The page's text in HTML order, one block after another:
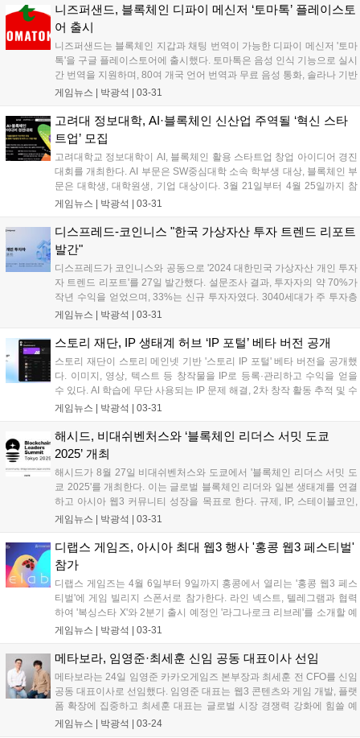
WAL 토큰 기반의 탈중앙화 스토리지 경제를 구축하고, 스토리지 노드
운영자에게 보상을 제공한다. 딥북을 포함한 수이 기반 디파이 프로토콜
을 통해 WAL을 자유롭게 거래할 수 있다....
니즈퍼샌드, 블록체인 디파이 메신저 ‘토마톡’ 플레이스토
어 출시
니즈퍼샌드는 블록체인 지갑과 채팅 번역이 가능한 디파이 메신저 '토마
톡'을 구글 플레이스토어에 출시했다. 토마톡은 음성 인식 기능으로 실시
간 번역을 지원하며, 80여 개국 언어 번역과 무료 음성 통화, 솔라나 기반
게임 연동을 제공한다. 니즈퍼샌드는 AI 기능 추가를 통해 암호화폐 자산
시하여 사용자들이 토큰을 획득할 수 있도록 했다....
게임뉴스 | 박광석 | 03-31
고려대 정보대학, AI·블록체인 신산업 주역될 ‘혁신 스타
트업’ 모집
고려대학교 정보대학이 AI, 블록체인 활용 스타트업 창업 아이디어 경진
대회를 개최한다. AI 부문은 SW중심대학 소속 학부생 대상, 블록체인 부
문은 대학생, 대학원생, 기업 대상이다. 3월 21일부터 4월 25일까지 참
가 신청을 받으며, 5월 16일 발표 평가를 통해 최종 수상팀을 선정한다.
게임뉴스 | 박광석 | 03-31
디스프레드-코인니스 "한국 가상자산 투자 트렌드 리포트
발간"
디스프레드가 코인니스와 공동으로 '2024 대한민국 가상자산 개인 투자
자 트렌드 리포트'를 27일 발간했다. 설문조사 결과, 투자자의 약 70%가
작년 수익을 얻었으며, 33%는 신규 투자자였다. 3040세대가 주 투자층
이며, 여성 투자자 비율도 증가했다. 현물 투자를 선호하고 에어드롭에
이 높고, 비트코인과 리플에 대한 관심이 큰 것으로 나타났다....
게임뉴스 | 박광석 | 03-31
스토리 재단, IP 생태계 허브 ‘IP 포털’ 베타 버전 공개
스토리 재단이 스토리 메인넷 기반 '스토리 IP 포털' 베타 버전을 공개했
다. 이미지, 영상, 텍스트 등 창작물을 IP로 등록·관리하고 수익을 얻을
수 있다. AI 학습에 무단 사용되는 IP 문제 해결, 2차 창작 활동 추적 및 수
익 배분 기능도 제공한다. 2월 13일 론칭된 스토리 메인넷 기반 IP RWA
고 있다....
게임뉴스 | 박광석 | 03-31
해시드, 비대쉬벤처스와 ‘블록체인 리더스 서밋 도쿄
2025’ 개최
해시드가 8월 27일 비대쉬벤처스와 도쿄에서 '블록체인 리더스 서밋 도
쿄 2025'를 개최한다. 이는 글로벌 블록체인 리더와 일본 생태계를 연결
하고 아시아 웹3 커뮤니티 성장을 목표로 한다. 규제, IP, 스테이블코인,
AI, RWA 등 핵심 이슈를 다루는 세션과 네트워킹 프로그램이 제공된다.
계획이다....
게임뉴스 | 박광석 | 03-31
디랩스 게임즈, 아시아 최대 웹3 행사 '홍콩 웹3 페스티벌'
참가
디랩스 게임즈는 4월 6일부터 9일까지 홍콩에서 열리는 '홍콩 웹3 페스
티벌'에 게임 빌리지 스폰서로 참가한다. 라인 넥스트, 텔레그램과 협력
하여 '복싱스타 X'와 2분기 출시 예정인 '라그나로크 리브레'를 소개할 예
정이다. 권다희 디렉터는 웹3 게임파이 발전 방향을 제시하며, 이 행사에
게임뉴스 | 박광석 | 03-31
메타보라, 임영준·최세훈 신임 공동 대표이사 선임
메타보라는 24일 임영준 카카오게임즈 본부장과 최세훈 전 CFO를 신임
공동 대표이사로 선임했다. 임영준 대표는 웹3 콘텐츠와 게임 개발, 플랫
폼 확장에 집중하고 최세훈 대표는 글로벌 시장 경쟁력 강화에 힘쓸 예
정이다. 임영준 대표는 파트너십 확장 및 서비스 강화를 통해 경쟁력 증
게임뉴스 | 박광석 | 03-24